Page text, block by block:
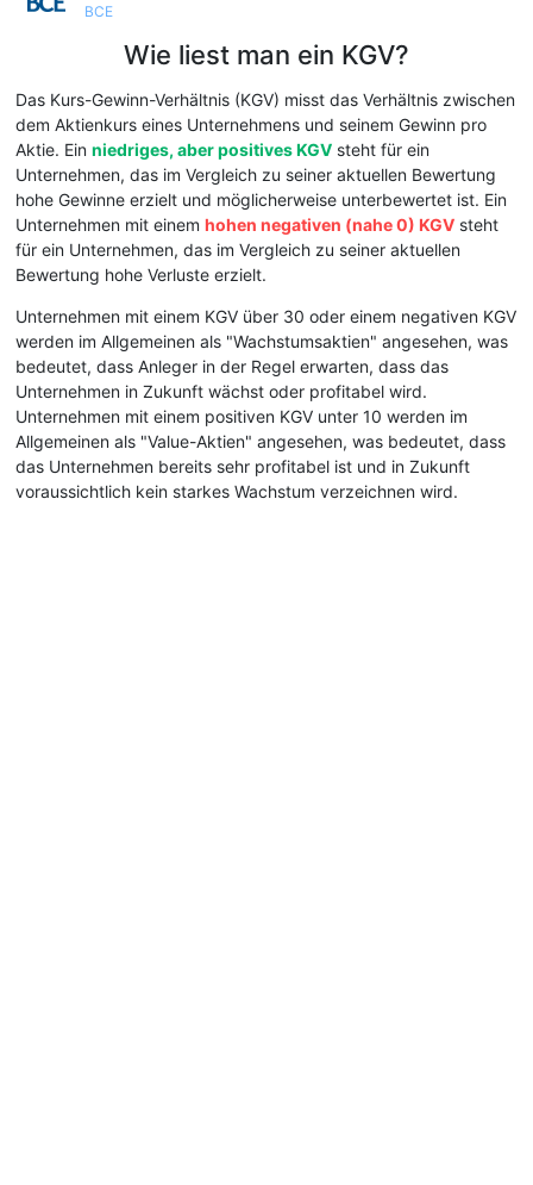
BCE
Wie liest man ein KGV?
Das Kurs-Gewinn-Verhältnis (KGV) misst das Verhältnis zwischen
dem Aktienkurs eines Unternehmens und seinem Gewinn pro
Aktie. Ein niedriges, aber positives KGV steht für ein
Unternehmen, das im Vergleich zu seiner aktuellen Bewertung
hohe Gewinne erzielt und möglicherweise unterbewertet ist. Ein
Unternehmen mit einem hohen negativen (nahe 0) KGV steht
für ein Unternehmen, das im Vergleich zu seiner aktuellen
Bewertung hohe Verluste erzielt.
Unternehmen mit einem KGV über 30 oder einem negativen KGV
werden im Allgemeinen als "Wachstumsaktien" angesehen, was
bedeutet, dass Anleger in der Regel erwarten, dass das
Unternehmen in Zukunft wächst oder profitabel wird.
Unternehmen mit einem positiven KGV unter 10 werden im
Allgemeinen als "Value-Aktien" angesehen, was bedeutet, dass
das Unternehmen bereits sehr profitabel ist und in Zukunft
voraussichtlich kein starkes Wachstum verzeichnen wird.